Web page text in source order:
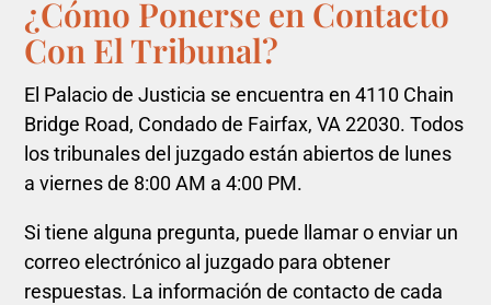
¿Cómo Ponerse en Contacto
Con El Tribunal?
El Palacio de Justicia se encuentra en 4110 Chain
Bridge Road, Condado de Fairfax, VA 22030. Todos
los tribunales del juzgado están abiertos de lunes
a viernes de 8:00 AM a 4:00 PM.
Si tiene alguna pregunta, puede llamar o enviar un
correo electrónico al juzgado para obtener
respuestas. La información de contacto de cada